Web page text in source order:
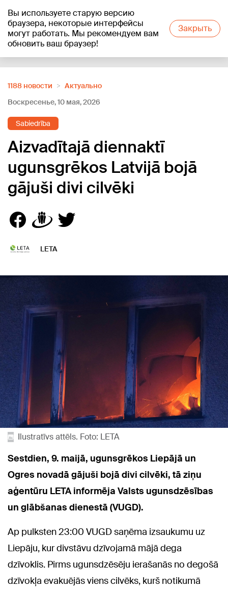
Вы используете старую версию
браузера, некоторые интерфейсы
могут работать. Мы рекомендуем вам
обновить ваш браузер!
Закрыть
+11°C
1188 новости
Актуально
Воскресенье, 10 мая, 2026
Sabiedrība
Aizvadītajā diennaktī
ugunsgrēkos Latvijā bojā
gājuši divi cilvēki
LETA
Ilustratīvs attēls. Foto: LETA
Sestdien, 9. maijā, ugunsgrēkos Liepājā un
Ogres novadā gājuši bojā divi cilvēki, tā ziņu
aģentūru LETA informēja Valsts ugunsdzēsības
un glābšanas dienestā (VUGD).
Ap pulksten 23:00 VUGD saņēma izsaukumu uz
Liepāju, kur divstāvu dzīvojamā mājā dega
dzīvoklis. Pirms ugunsdzēsēju ierašanās no degošā
dzīvokļa evakuējās viens cilvēks, kurš notikumā